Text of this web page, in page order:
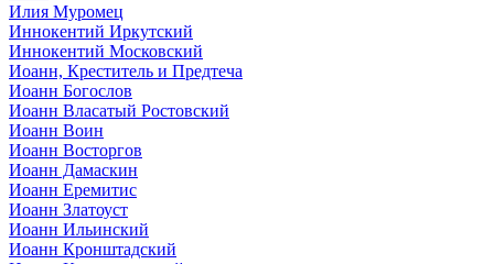
Илия Муромец
Иннокентий Иркутский
Иннокентий Московский
Иоанн, Креститель и Предтеча
Иоанн Богослов
Иоанн Власатый Ростовский
Иоанн Воин
Иоанн Восторгов
Иоанн Дамаскин
Иоанн Еремитис
Иоанн Златоуст
Иоанн Ильинский
Иоанн Кронштадский